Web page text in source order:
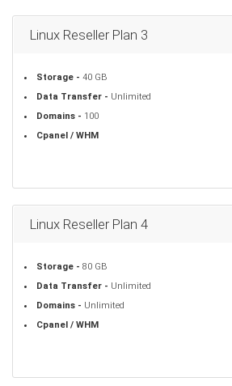
Linux Reseller Plan 3
Storage - 40 GB
Data Transfer - Unlimited
Domains - 100
Cpanel / WHM
Linux Reseller Plan 4
Storage - 80 GB
Data Transfer - Unlimited
Domains - Unlimited
Cpanel / WHM